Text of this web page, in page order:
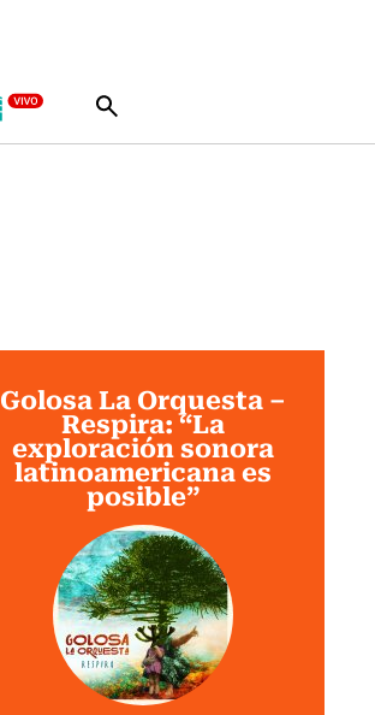
Golosa La Orquesta –
Respira: “La
exploración sonora
latinoamericana es
posible”